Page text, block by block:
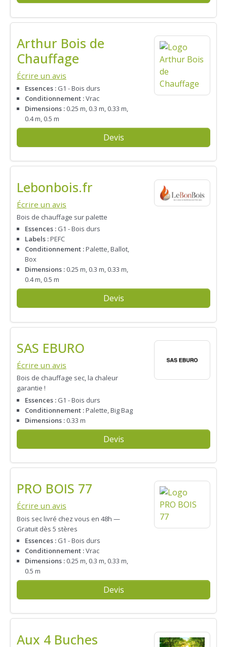
Arthur Bois de
Chauffage
Écrire un avis
Essences : G1 - Bois durs
Conditionnement :Vrac
Dimensions : 0.25 m, 0.3 m, 0.33 m,
0.4 m, 0.5 m
Devis
Lebonbois.fr
Écrire un avis
Bois de chauffage sur palette
Essences : G1 - Bois durs
Labels :PEFC
Conditionnement :Palette, Ballot,
Box
Dimensions : 0.25 m, 0.3 m, 0.33 m,
0.4 m, 0.5 m
Devis
SAS EBURO
Écrire un avis
Bois de chauffage sec, la chaleur
garantie !
Essences : G1 - Bois durs
Conditionnement :Palette, Big Bag
Dimensions : 0.33 m
Devis
PRO BOIS 77
Écrire un avis
Bois sec livré chez vous en 48h —
Gratuit dès 5 stères
Essences : G1 - Bois durs
Conditionnement :Vrac
Dimensions : 0.25 m, 0.3 m, 0.33 m,
0.5 m
Devis
Aux 4 Buches